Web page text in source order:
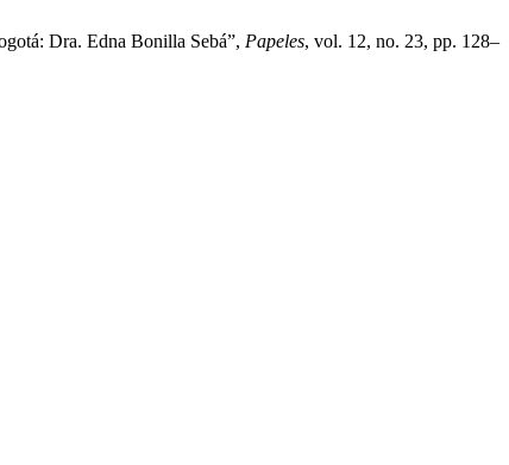
Dra. Edna Bonilla Sebá”, Papeles, vol. 12, no. 23, pp. 128–